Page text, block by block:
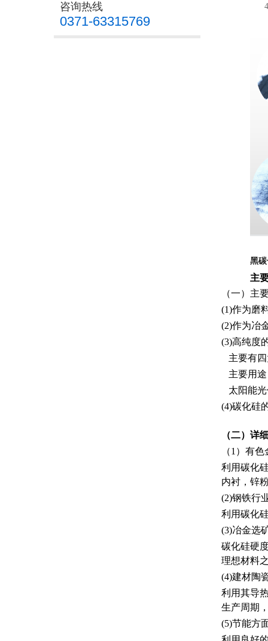
咨询热线
0371-63315769
黑
主
（一）主
(1)作为磨
(2)作为冶
(3)高纯度
主要有四
主要用
太阳能光
(4)碳化硅
（二）详
（1）有
利用碳化
内衬，锌
(2)钢铁行
利用碳化
(3)冶金选
碳化硅硬
理想材料
(4)建材陶
利用其导
生产周期
(5)节能方